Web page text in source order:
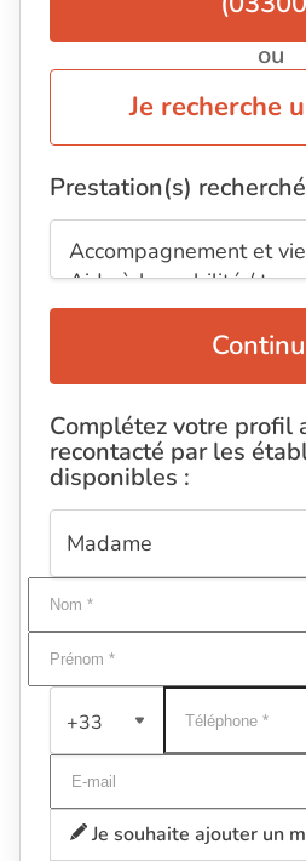
ou
Je recherche
Prestation(s)
Complétez votre profil
recontacté par les
disponibles :
+33
Je souhaite ajouter un